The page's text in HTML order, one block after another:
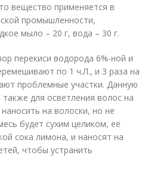
вещество применяется в
промышленности,
мыло – 20 г, вода – 30 г.
перекиси водорода 6%-ной и
по 1 ч.Л., и 3 раза на
проблемные участки. Данную
для осветления волос на
на волоски, но не
будет сухим целиком, её
сока лимона, и наносят на
чтобы устранить